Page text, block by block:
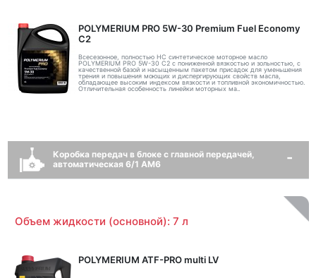
POLYMERIUM PRO 5W-30 Premium Fuel Economy
С2
Всесезонное, полностью HC синтетическое моторное масло
POLYMERIUM PRO 5W-30 C2 с пониженной вязкостью и зольностью, с
качественной базой и насыщенным пакетом присадок для уменьшения
трения и повышения моющих и диспергирующих свойств масла,
обладающее высоким индексом вязкости и топливной экономичностью.
Отличительная особенность линейки моторных ма..
Коробка передач в блоке с главной передачей,
автоматическая 6/1 AM6
Объем жидкости (основной): 7 л
POLYMERIUM ATF-PRO multi LV